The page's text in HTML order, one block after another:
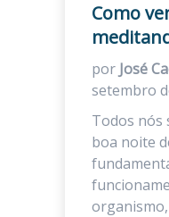
Como
por José
setembro
Todos nós
boa noite